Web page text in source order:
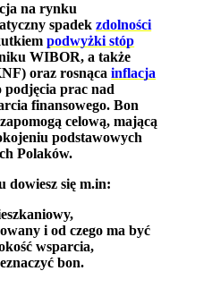
na rynku
spadekzdolności
podwyżki stóp
WIBOR, a także
oraz rosnącainflacja
podjęcia prac nad
finansowego. Bon
celową, mającą
podstawowych
Polaków.
dowiesz się m.in:
i od czego ma być
wsparcia,
bon.